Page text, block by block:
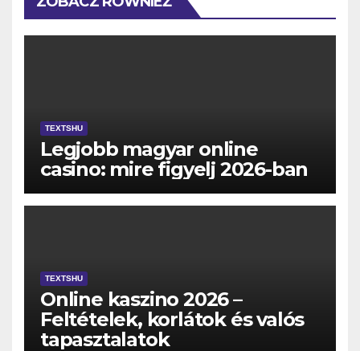
TEXTSHU
Legjobb magyar online
casino: mire figyelj 2026-ban
TEXTSHU
Online kaszino 2026 –
Feltételek, korlátok és valós
tapasztalatok